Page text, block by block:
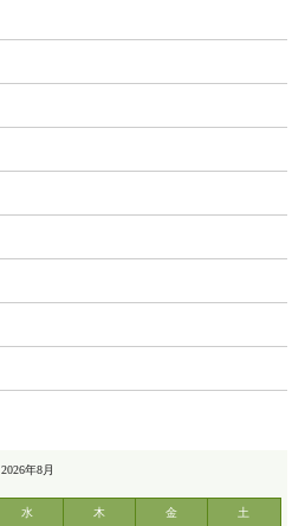
2026年8月
水 木 金 土